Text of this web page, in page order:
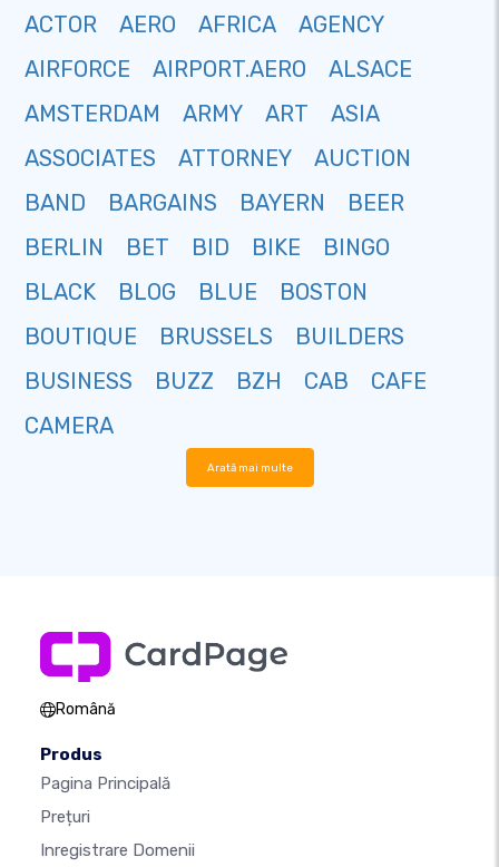
ACTOR
AERO AFRICA
AGENCY
AIRFORCE
AIRPORT.AERO
ALSACE
AMSTERDAM
ARMY ART
ASIA
ASSOCIATES
ATTORNEY
AUCTION
BAND
BARGAINS BAYERN
BEER
BERLIN
BET BID BIKE
BINGO
BLACK
BLOG BLUE
BOSTON
BOUTIQUE
BRUSSELS
BUILDERS
BUSINESS
BUZZ BZH CAB
CAFE
CAMERA
Arată mai multe
Română
Produs
Pagina Principală
Prețuri
Inregistrare Domenii